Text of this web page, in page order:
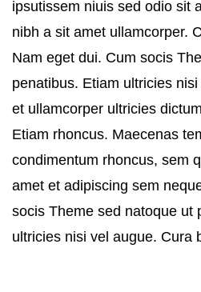
ipsutissem niuis sed odio sit
nibh a sit amet ullamcorper.
Nam eget dui. Cum socis
penatibus. Etiam ultricies
et ullamcorper ultricies
Etiam rhoncus. Maecenas
condimentum rhoncus, sem
amet et adipiscing sem
socis Theme sed natoque ut
ultricies nisi vel augue. Cura